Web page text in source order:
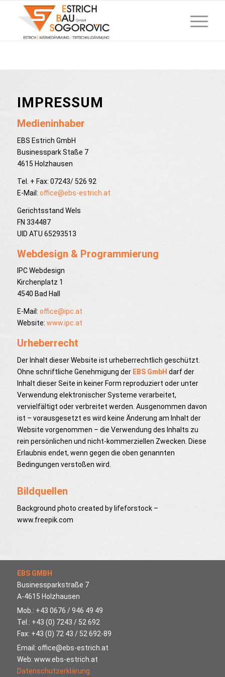
IMPRESSUM
Medieninhaber
EBS Estrich GmbH
Businesspark Staße 7
4615 Holzhausen
Tel. + Fax: 07243/ 526 92
E-Mail: office@ebs-estrich.at
Gerichtsstand Wels
FN 334487
UID ATU 65293513
Webdesign & Programmierung
IPC Webdesign
Kirchenplatz 1
4540 Bad Hall
E-Mail: office@ipc.at
Website: www.ipc.at
Urheberrecht
Der Inhalt dieser Website ist urheberrechtlich geschützt.
Ohne schriftliche Genehmigung der EBS GmbH darf der
Inhalt dieser Seite in keiner Form reproduziert oder unter
Verwendung elektronischer Systeme verarbeitet,
vervielfältigt oder verbreitet werden. Ausgenommen davon
ist – vorausgesetzt es wird keine Änderung am Inhalt der
Website vorgenommen – die Verwendung des Inhalts zu
rein persönlichen und nicht-kommerziellen Zwecken. Diese
Erlaubnis endet, wenn gegen die oben genannten
Bedingungen verstoßen wird.
Bildquellen
Background photo created by lifeforstock –
www.freepik.com
EBS GMBH
Businessparkstraße 7
A-4615 Holzhausen
Mob.: +43 0676 / 946 49 49
Tel.: +43 (0) 7243 / 52 692
Fax: +43 (0) 72 43 / 52 692-89
Email: office@ebs-estrich.at
Web: www.ebs-estrich.at
Datenschutzerklärung